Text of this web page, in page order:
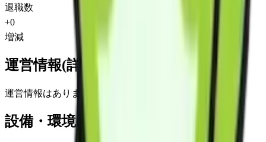
退職数
+0
増減
運営情報(詳細)
運営情報はありません
設備・環境